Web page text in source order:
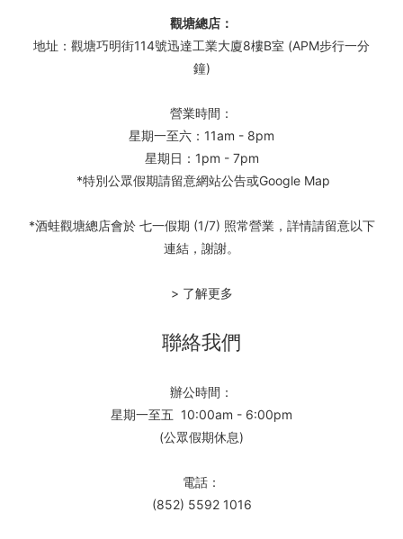
觀塘總店：
地址：觀塘巧明街114號迅達工業大廈8樓B室 (APM步行一分
鐘)
營業時間：
星期一至六：11am - 8pm
星期日：1pm - 7pm
*特別公眾假期請留意網站公告或Google Map
*酒蛙觀塘總店會於 七一假期 (1/7) 照常營業，詳情請留意以下
連結，謝謝。
> 了解更多
聯絡我們
辦公時間：
星期一至五 10:00am - 6:00pm
(公眾假期休息)
電話：
(852) 5592 1016